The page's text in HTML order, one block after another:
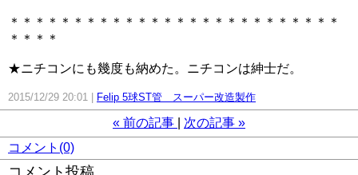
＊＊＊＊＊＊＊＊＊＊＊＊＊＊＊＊＊＊＊＊＊＊＊＊＊＊
＊＊＊＊
★ニチコンにも幾度も納めた。ニチコンは紳士だ。
2015/12/29 20:01 Felip 5球ST管 スーパー改造製作
« 前の記事 次の記事 »
コメント(0)
コメント投稿